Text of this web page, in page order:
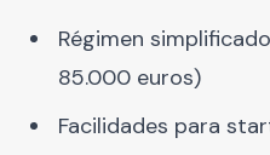
Régimen
85.000 euros)
Facilidades para